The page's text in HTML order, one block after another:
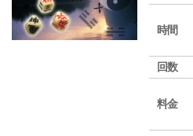
時間
回数
料金